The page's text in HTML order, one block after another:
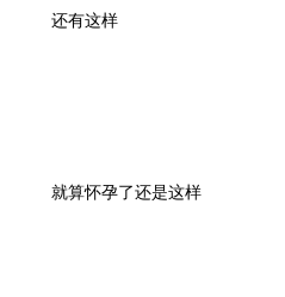
还有这样
就算怀孕了还是这样